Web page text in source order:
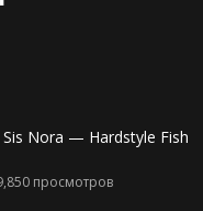
Nora — Hardstyle Fish
просмотров